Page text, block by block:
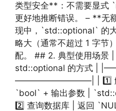
类型安全**：不需要显式
更好地推断错误。 – **无
现中，`std::optional` 的
略大（通常不超过 1 字节
配。 ## 2. 典型使用场景
std::optional 的方式 |
—————————| | 1️⃣ 解
`bool` + 输出参数 |
2️⃣ 查询数据库 | 返回